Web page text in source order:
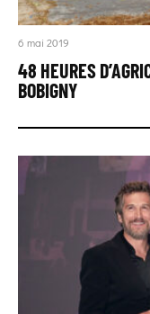
6 mai 2019
48 HEURES
BOBIGNY